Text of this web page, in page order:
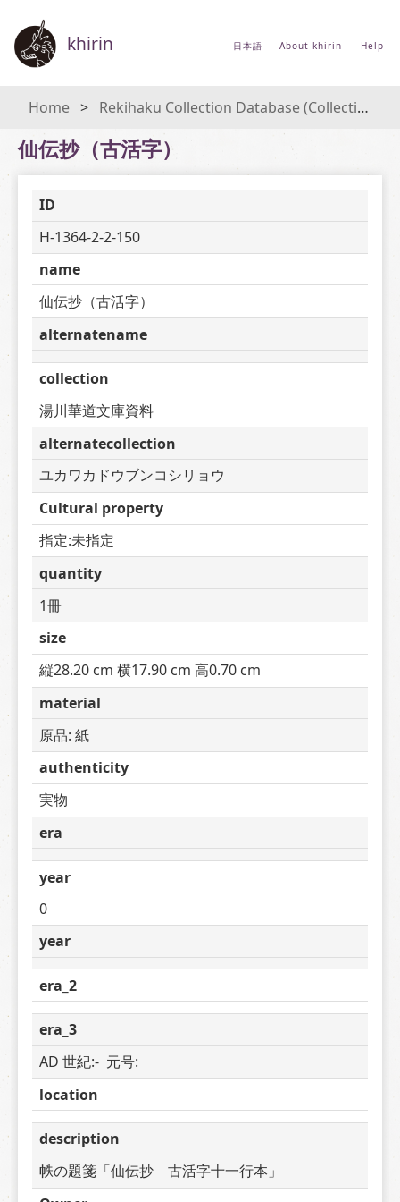
khirin 日本語 About khirin Help
Home Rekihaku Collection Database (Collections Database of the National Museum of Japanese History)
仙伝抄（古活字）
ID
H-1364-2-2-150
name
仙伝抄（古活字）
alternatename
collection
湯川華道文庫資料
alternatecollection
ユカワカドウブンコシリョウ
Cultural property
指定:未指定
quantity
1冊
size
縦28.20 cm 横17.90 cm 高0.70 cm
material
原品: 紙
authenticity
実物
era
year
0
year
era_2
era_3
AD 世紀:-  元号:
location
description
帙の題箋「仙伝抄　古活字十一行本」